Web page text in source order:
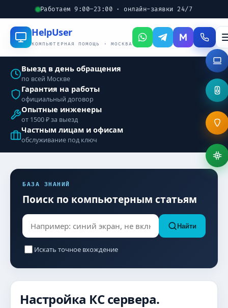
Работаем 9:00–23:00 · онлайн-заявки 24/7
HelpUser
КОМПЬЮТЕРНАЯ ПОМОЩЬ · МОСКВА
Выезд в день обращения
по всей Москве
Гарантия на работы
официальный договор
Опытные инженеры
от 1500 ₽ за выезд
Частным лицам и офисам
обслуживание под ключ
БАЗА ЗНАНИЙ
Поиск по компьютерным статьям
Найти
Искать точное вхождение
Настройка КС сервера.